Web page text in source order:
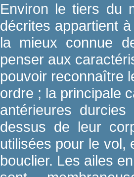
Environ le tiers du
décrites appartient
la mieux connue
penser aux
pouvoir reconnaître
ordre ; la principale
antérieures
dessus de leur
utilisées pour le vol,
bouclier. Les ailes